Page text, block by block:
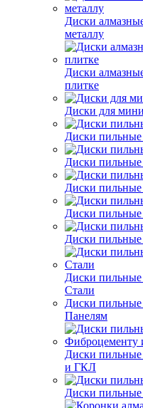
Диски
металлу
Диски
плитке
Диски для
Диски
Диски
Диски
Диски
Диски
Диски
Стали
Диски
Панелям
Диски
и ГКЛ
Диски